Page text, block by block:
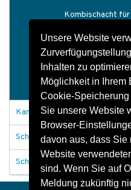
Unsere Website
Inhalten zu
Möglichkeit in Ihrem
Cookie-
Sie unsere Website
Browser-
davon aus, dass Sie
Website
sind. Wenn Sie auf
Meldung zukünftig
Kombischacht
Bahnschächte
Schachtbauwerke
Schachtzubehör
Kanäle und Durchlässe
Schachtabdeckungen
Schachtbauwerke allgemein